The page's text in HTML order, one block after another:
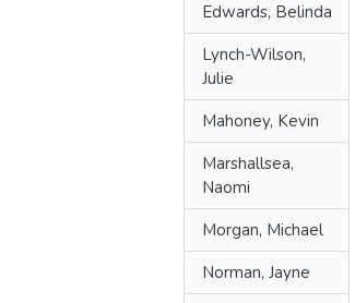
Edwards, Belinda
Lynch-Wilson,
Julie
Mahoney, Kevin
Marshallsea,
Naomi
Morgan, Michael
Norman, Jayne